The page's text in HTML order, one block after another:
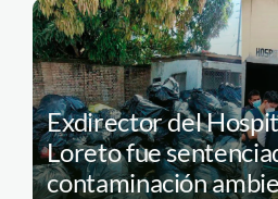
Exdirector del
Loreto fue
contaminación